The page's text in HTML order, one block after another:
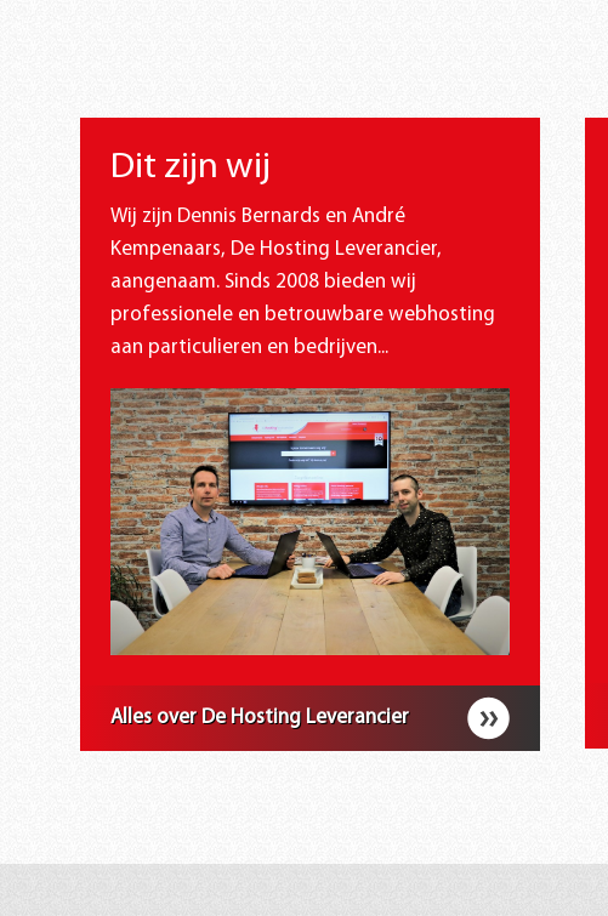
Dit zijn wij
Wij zijn Dennis Bernards en André
Kempenaars, De Hosting Leverancier,
aangenaam. Sinds 2008 bieden wij
professionele en betrouwbare webhosting
aan particulieren en bedrijven...
Alles over De Hosting Leverancier